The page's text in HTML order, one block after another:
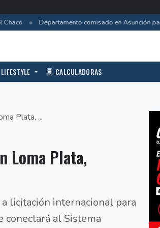
• Departamento comisado en Asunción
LIFESTYLE CALCULADORAS
Plata, ...
Loma Plata,
licitación internacional para
conectará al Sistema